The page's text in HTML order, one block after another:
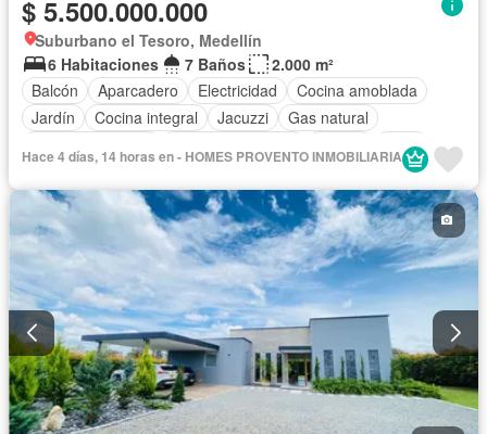
$ 5.500.000.000
Suburbano el Tesoro, Medellín
6 Habitaciones
7 Baños
2.000 m²
Balcón
Aparcadero Electricidad
Cocina amoblada
Jardín
Cocina integral Jacuzzi
Gas natural
Agua
Hace 4 días, 14 horas en - HOMES PROVENTO INMOBILIARIA